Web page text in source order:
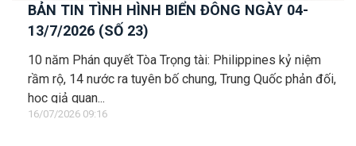
BẢN TIN TÌNH HÌNH BIỂN ĐÔNG NGÀY 04-
13/7/2026 (SỐ 23)
10 năm Phán quyết Tòa Trọng tài: Philippines kỷ niệm
rầm rộ, 14 nước ra tuyên bố chung, Trung Quốc phản đối,
học giả quan...
16/07/2026 09:16